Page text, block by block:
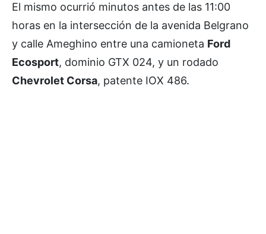
El mismo ocurrió minutos antes de las 11:00
horas en la intersección de la avenida Belgrano
y calle Ameghino entre una camioneta Ford
Ecosport, dominio GTX 024, y un rodado
Chevrolet Corsa, patente IOX 486.